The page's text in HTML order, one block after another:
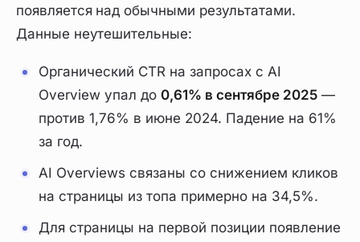
появляется над обычными результатами.
Данные неутешительные:
Органический CTR на запросах с AI
Overview упал до 0,61% в сентябре 2025 —
против 1,76% в июне 2024. Падение на 61%
за год.
AI Overviews связаны со снижением кликов
на страницы из топа примерно на 34,5%.
Для страницы на первой позиции появление